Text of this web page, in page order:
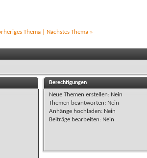
Thema| Nächstes Thema »
Berechtigungen
Neue Themen erstellen: Nein
Themen beantworten: Nein
Anhänge hochladen: Nein
Beiträge bearbeiten: Nein